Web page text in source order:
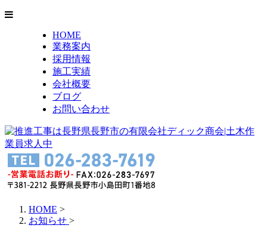
HOME
業務案内
採用情報
施工実績
会社概要
ブログ
お問い合わせ
HOME >
お知らせ >